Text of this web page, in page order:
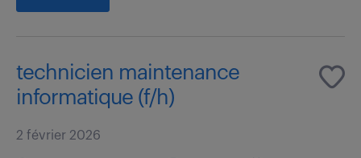
technicien maintenance
informatique (f/h)
2 février 2026